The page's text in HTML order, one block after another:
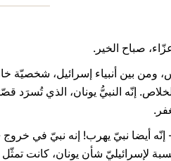
صباح الخير.
ومن بين أنبياء إسرائيل،
إنّه النبيُّ يونان، الذي تُسرَد
أيضا نبيّ يهرب! إنه نبيّ في خروج
لإسرائيليّ شأن يونان، كانت